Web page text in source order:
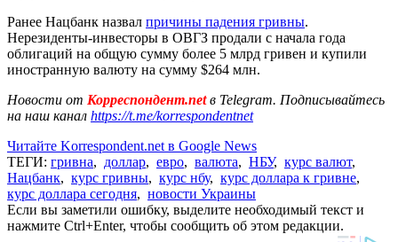
Ранее Нацбанк назвал причины падения гривны.
Нерезиденты-инвесторы в ОВГЗ продали с начала года
облигаций на общую сумму более 5 млрд гривен и купили
иностранную валюту на сумму $264 млн.
Новости от Корреспондент.netв Telegram. Подписывайтесь
на наш канал https://t.me/korrespondentnet
Читайте Korrespondent.net в Google News
ТЕГИ: гривна, доллар, евро, валюта, НБУ, курс валют,
Нацбанк, курс гривны, курс нбу, курс доллара к гривне,
курс доллара сегодня, новости Украины
Если вы заметили ошибку, выделите необходимый текст и
нажмите Ctrl+Enter, чтобы сообщить об этом редакции.